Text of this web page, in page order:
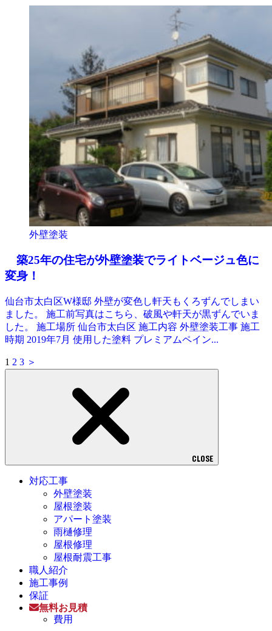
外壁塗装
築25年の住宅が外壁塗装でライトベージュ色に
変身！
仙台市太白区W様邸 外壁が変色し軒天もくろずんでしまい
ました。 施工前写真はこちら、破風や軒天が黒ずんでいま
した。 施工場所 仙台市太白区 施工内容 外壁塗装工事 施工
時期 2019年7月 使用した塗料 プレミアムペイン...
1 2 3 ＞
CLOSE
対応工事
外壁塗装
屋根塗装
アパート塗装
雨樋修理
屋根修理
屋根耐震工事
職人紹介
施工事例
保証
無料お見積
費用